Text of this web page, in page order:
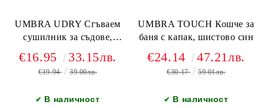
UMBRA UDRY Сгъваем
сушилник за съдове,
€16.95 33.15лв.
€19.94 39.00лв.
✔ В наличност
UMBRA TOUCH Кошче за
баня с капак, шистово син
€24.14 47.21лв.
€30.17 59.01лв.
✔ В наличност